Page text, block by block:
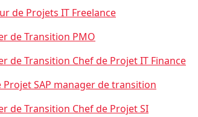
de Projets IT Freelance
de Transition PMO
de Transition Chef de Projet IT Finance
Projet SAP manager de transition
de Transition Chef de Projet SI